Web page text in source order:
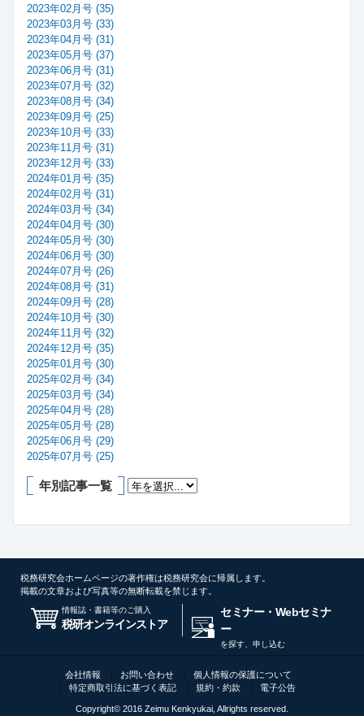
2023年02月号 (35)
2023年03月号 (33)
2023年04月号 (31)
2023年05月号 (37)
2023年06月号 (31)
2023年07月号 (32)
2023年08月号 (34)
2023年09月号 (25)
2023年10月号 (33)
2023年11月号 (31)
2023年12月号 (33)
2024年01月号 (35)
2024年02月号 (31)
2024年03月号 (34)
2024年04月号 (30)
2024年05月号 (30)
2024年06月号 (30)
2024年07月号 (26)
2024年08月号 (31)
2024年09月号 (28)
2024年10月号 (30)
2024年11月号 (32)
2024年12月号 (35)
2025年01月号 (30)
2025年02月号 (34)
2025年03月号 (34)
2025年04月号 (28)
2025年05月号 (28)
2025年06月号 (29)
2025年07月号 (25)
年別記事一覧
税務研究会ホームページの著作権は税務研究会に帰属します。
掲載の文章および写真等の無断転載を禁じます。
情報誌・書籍等のご購入
税研オンラインストア
セミナー・Webセミナ
ー
を探す、申し込む
会社情報 お問い合わせ
個人情報の保護について
特定商取引法に基づく表記
規約・約款 電子公告
Copyright© 2016 Zeimu Kenkyukai, Allrights reserved.